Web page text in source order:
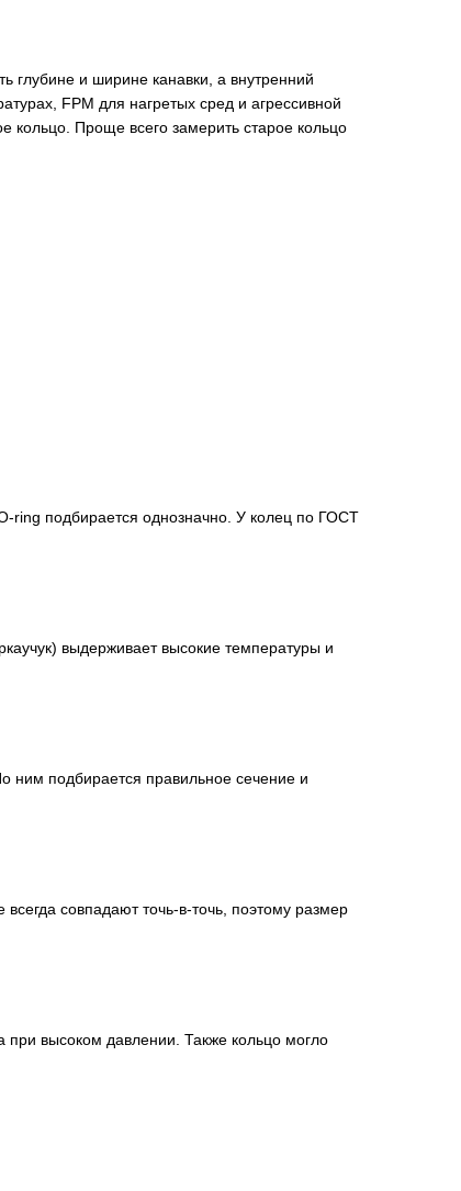
глубине и ширине канавки, а внутренний
FPM для нагретых сред и агрессивной
Проще всего замерить старое кольцо
подбирается однозначно. У колец по ГОСТ
выдерживает высокие температуры и
ним подбирается правильное сечение и
совпадают точь-в-точь, поэтому размер
высоком давлении. Также кольцо могло